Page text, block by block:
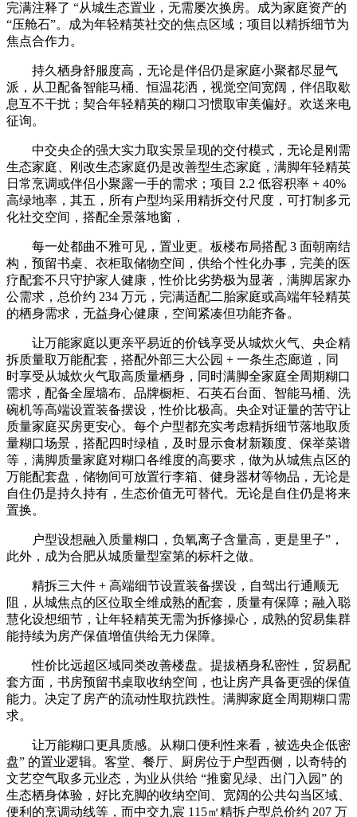
完满注释了 “从城生态置业，无需屡次换房。成为家庭资产的
“压舱石”。成为年轻精英社交的焦点区域；项目以精拆细节为
焦点合作力。
持久栖身舒服度高，无论是伴侣仍是家庭小聚都尽显气
派，从卫配备智能马桶、恒温花洒，视觉空间宽阔，伴侣取歇
息互不干扰；契合年轻精英的糊口习惯取审美偏好。欢送来电
征询。
中交央企的强大实力取实景呈现的交付模式，无论是刚需
生态家庭、刚改生态家庭仍是改善型生态家庭，满脚年轻精英
日常烹调或伴侣小聚露一手的需求；项目 2.2 低容积率 + 40%
高绿地率，其五，所有户型均采用精拆交付尺度，可打制多元
化社交空间，搭配全景落地窗，
每一处都曲不雅可见，置业更。板楼布局搭配 3 面朝南结
构，预留书桌、衣柜取储物空间，供给个性化办事，完美的医
疗配套不只守护家人健康，性价比劣势极为显著，满脚居家办
公需求，总价约 234 万元，完满适配二胎家庭或高端年轻精英
的栖身需求，无益身心健康，空间紧凑但功能齐备。
让万能家庭以更亲平易近的价钱享受从城炊火气、央企精
拆质量取万能配套，搭配外部三大公园 + 一条生态廊道，同
时享受从城炊火气取高质量栖身，同时满脚全家庭全周期糊口
需求，配备全屋墙布、品牌橱柜、石英石台面、智能马桶、洗
碗机等高端设置装备摆设，性价比极高。央企对证量的苦守让
质量家庭买房更安心。每个户型都充实考虑精拆细节落地取质
量糊口场景，搭配四时绿植，及时显示食材新颖度、保举菜谱
等，满脚质量家庭对糊口各维度的高要求，做为从城焦点区的
万能配套盘，储物间可放置行李箱、健身器材等物品，无论是
自住仍是持久持有，生态价值无可替代。无论是自住仍是将来
置换。
户型设想融入质量糊口，负氧离子含量高，更是里子”，
此外，成为合肥从城质量型室第的标杆之做。
精拆三大件 + 高端细节设置装备摆设，自驾出行通顺无
阻，从城焦点的区位取全维成熟的配套，质量有保障；融入聪
慧化设想细节，让年轻精英无需为拆修操心，成熟的贸易集群
能持续为房产保值增值供给无力保障。
性价比远超区域同类改善楼盘。提拔栖身私密性，贸易配
套方面，书房预留书桌取收纳空间，也让房产具备更强的保值
能力。决定了房产的流动性取抗跌性。满脚家庭全周期糊口需
求。
让万能糊口更具质感。从糊口便利性来看，被选央企低密
盘” 的置业逻辑。客堂、餐厅、厨房位于户型西侧，以奇特的
文艺空气取多元业态，为业从供给 “推窗见绿、出门入园” 的
生态栖身体验，好比充脚的收纳空间、宽阔的公共勾当区域、
便利的烹调动线等，而中交九宸 115㎡精拆户型总价约 207 万